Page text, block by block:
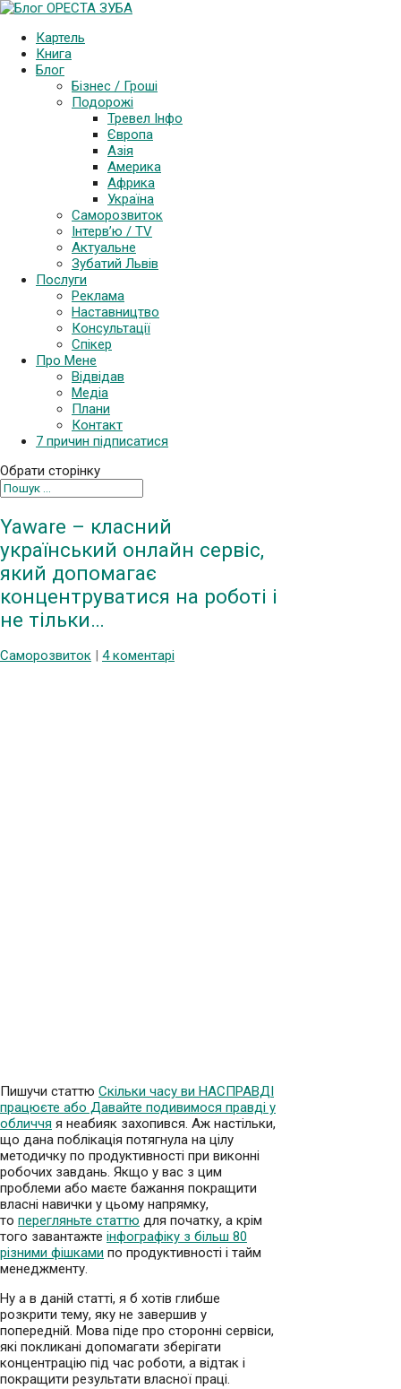
Картель
Книга
Блог
Бізнес / Гроші
Подорожі
Тревел Інфо
Європа
Азія
Америка
Африка
Україна
Саморозвиток
Інтерв’ю / TV
Актуальне
Зубатий Львів
Послуги
Реклама
Наставництво
Консультації
Спікер
Про Мене
Відвідав
Медіа
Плани
Контакт
7 причин підписатися
Обрати сторінку
Yaware – класний
український онлайн сервіс,
який допомагає
концентруватися на роботі і
не тільки…
Саморозвиток 4 коментарі
Пишучи статтю Скільки часу ви НАСПРАВДІ
працюєте або Давайте подивимося правді у
обличчя я неабияк захопився. Аж настільки,
що дана поблікація потягнула на цілу
методичку по продуктивності при виконні
робочих завдань. Якщо у вас з цим
проблеми або маєте бажання покращити
власні навички у цьому напрямку,
то перегляньте статтю для початку, а крім
того завантажте інфографіку з більш 80
різними фішками по продуктивності і тайм
менеджменту.
Ну а в даній статті, я б хотів глибше
розкрити тему, яку не завершив у
попередній. Мова піде про сторонні сервіси,
які покликані допомагати зберігати
концентрацію під час роботи, а відтак і
покращити результати власної праці.